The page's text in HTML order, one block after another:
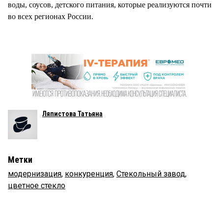
воды, соусов, детского питания, которые реализуются почти
во всех регионах России.
Ляпистова Татьяна
Метки
модернизация, конкуренция, Стекольный завод,
цветное стекло